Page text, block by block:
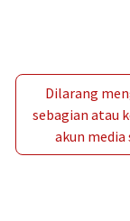
Dilarang
sebagian atau
akun